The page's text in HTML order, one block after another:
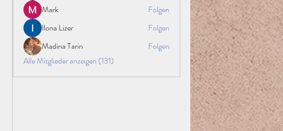
Mark
Folgen
Ilona Lizer
Folgen
Madina Tarin
Folgen
Alle Mitglieder anzeigen (131)